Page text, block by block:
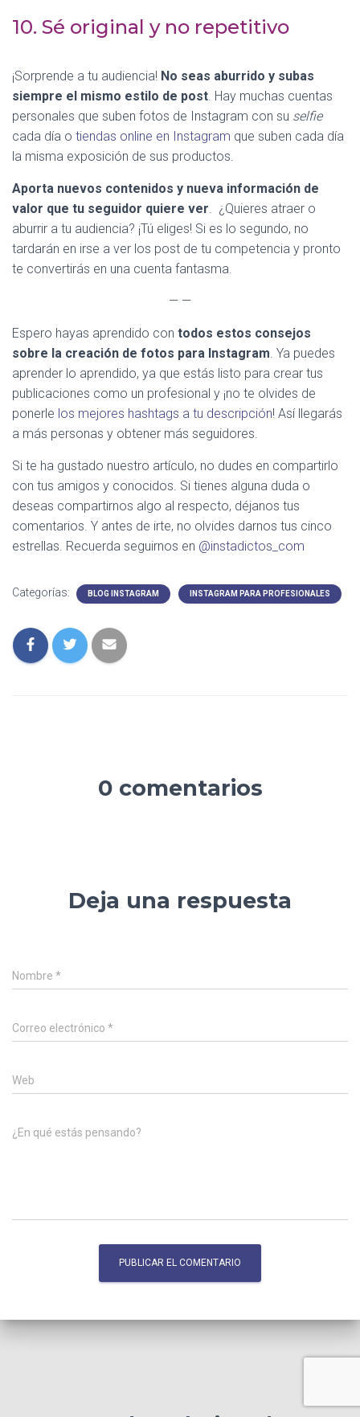
10. Sé original y no repetitivo
¡Sorprende a tu audiencia! No seas aburrido y subas
siempre el mismo estilo de post. Hay muchas cuentas
personales que suben fotos de Instagram con su selfie
cada día o tiendas online en Instagram que suben cada día
la misma exposición de sus productos.
Aporta nuevos contenidos y nueva información de
valor que tu seguidor quiere ver. ¿Quieres atraer o
aburrir a tu audiencia? ¡Tú eliges! Si es lo segundo, no
tardarán en irse a ver los post de tu competencia y pronto
te convertirás en una cuenta fantasma.
— —
Espero hayas aprendido con todos estos consejos
sobre la creación de fotos para Instagram. Ya puedes
aprender lo aprendido, ya que estás listo para crear tus
publicaciones como un profesional y ¡no te olvides de
ponerle los mejores hashtags a tu descripción! Así llegarás
a más personas y obtener más seguidores.
Si te ha gustado nuestro artículo, no dudes en compartirlo
con tus amigos y conocidos. Si tienes alguna duda o
deseas compartirnos algo al respecto, déjanos tus
comentarios. Y antes de irte, no olvides darnos tus cinco
estrellas. Recuerda seguirnos en @instadictos_com
Categorías: BLOG INSTAGRAM INSTAGRAM PARA PROFESIONALES
0 comentarios
Deja una respuesta
Nombre *
Correo electrónico *
Web
¿En qué estás pensando?